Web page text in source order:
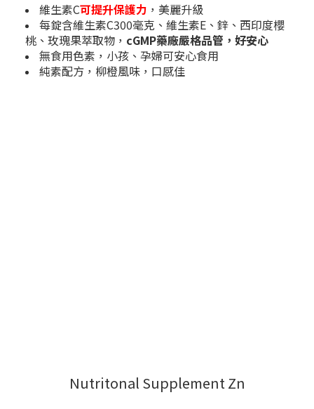
維生素C可提升保護力 ，美麗升級
每錠含維生素C300毫克、維生素E、鋅、西印度櫻
桃、玫瑰果萃取物， cGMP藥廠嚴格品管，好安心
無食用色素，小孩、孕婦可安心食用
純素配方，柳橙風味，口感佳
Nutritonal Supplement Zn